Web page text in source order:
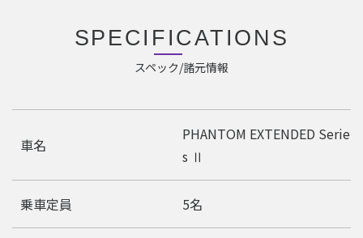
SPECIFICATIONS
スペック/諸元情報
車名
PHANTOM EXTENDED Serie
s Ⅱ
乗車定員 5名